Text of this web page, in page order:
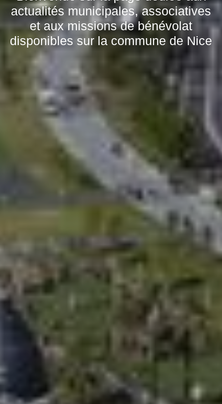
actualités municipales, associatives
et aux missions de bénévolat
disponibles sur la commune de Nice